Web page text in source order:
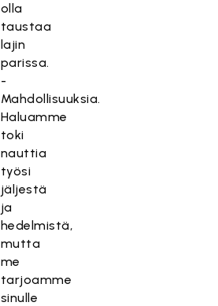
olla
taustaa
lajin
parissa.
-
Mahdollisuuksia.
Haluamme
toki
nauttia
työsi
jäljestä
ja
hedelmistä,
mutta
me
tarjoamme
sinulle